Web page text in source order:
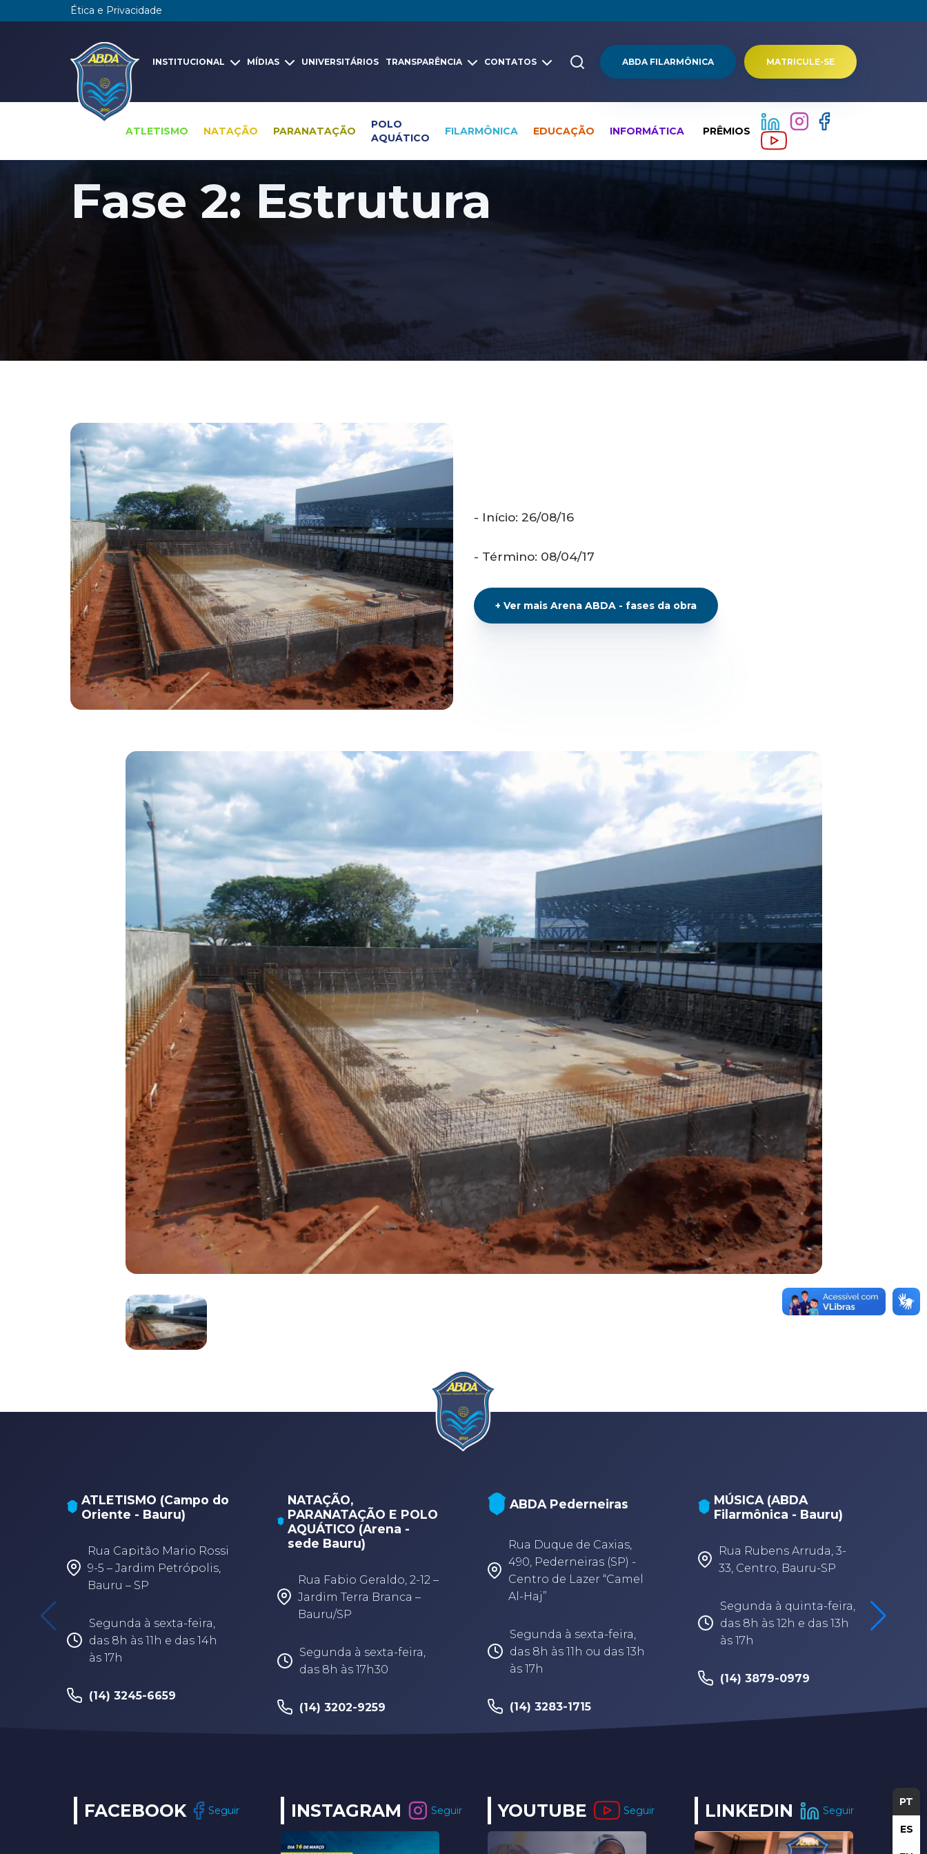
Ética e Privacidade
INSTITUCIONAL MÍDIAS UNIVERSITÁRIOS TRANSPARÊNCIA CONTATOS ABDA FILARMÔNICA MATRICULE-SE
ATLETISMO NATAÇÃO PARANATAÇÃO
POLO
AQUÁTICO
FILARMÔNICA EDUCAÇÃO INFORMÁTICA PRÊMIOS
PT
ES
Arena ABDA - fases da obra
Fase 2: Estrutura
- Início: 26/08/16
- Término: 08/04/17
+ Ver mais Arena ABDA - fases da obra
ATLETISMO (Campo do
Oriente - Bauru)
Rua Capitão Mario Rossi
9-5 – Jardim Petrópolis,
Bauru – SP
Segunda à sexta-feira,
das 8h às 11h e das 14h
às 17h
(14) 3245-6659
NATAÇÃO,
PARANATAÇÃO E POLO
AQUÁTICO (Arena -
sede Bauru)
Rua Fabio Geraldo, 2-12 –
Jardim Terra Branca –
Bauru/SP
Segunda à sexta-feira,
das 8h às 17h30
(14) 3202-9259
ABDA Pederneiras
Rua Duque de Caxias,
490, Pederneiras (SP) -
Centro de Lazer “Camel
Al-Haj”
Segunda à sexta-feira,
das 8h às 11h ou das 13h
às 17h
(14) 3283-1715
MÚSICA (ABDA
Filarmônica - Bauru)
Rua Rubens Arruda, 3-
33, Centro, Bauru-SP
Segunda à quinta-feira,
das 8h às 12h e das 13h
às 17h
(14) 3879-0979
FACEBOOK Seguir INSTAGRAM Seguir YOUTUBE Seguir LINKEDIN Seguir